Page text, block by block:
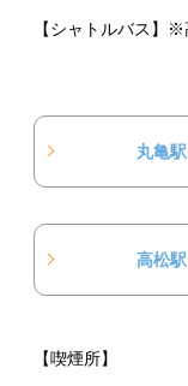
【シャトルバス】
丸亀
高松
【喫煙所】